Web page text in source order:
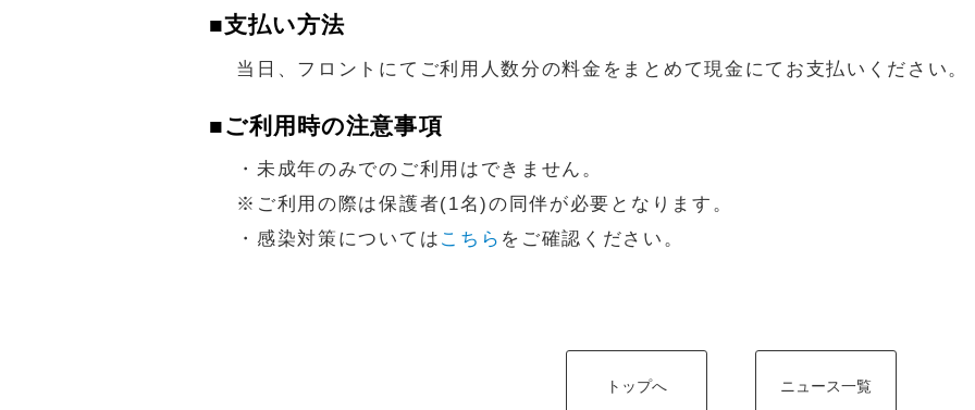
■支払い方法
当日、フロントにてご利用人数分の料金をまとめて現金にてお支払いください。
■ご利用時の注意事項
・未成年のみでのご利用はできません。
※ご利用の際は保護者(1名)の同伴が必要となります。
・感染対策については こちら をご確認ください。
トップへ ニュース一覧